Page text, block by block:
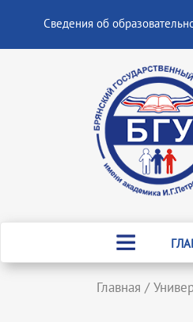
Сведения об
Главная /